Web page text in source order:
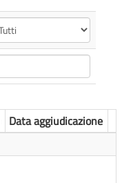
Data aggiudicazione